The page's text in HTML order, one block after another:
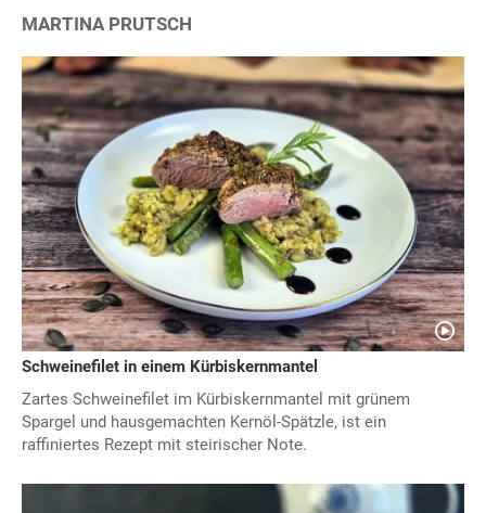
MARTINA PRUTSCH
Schweinefilet in einem Kürbiskernmantel
Zartes Schweinefilet im Kürbiskernmantel mit grünem
Spargel und hausgemachten Kernöl-Spätzle, ist ein
raffiniertes Rezept mit steirischer Note.